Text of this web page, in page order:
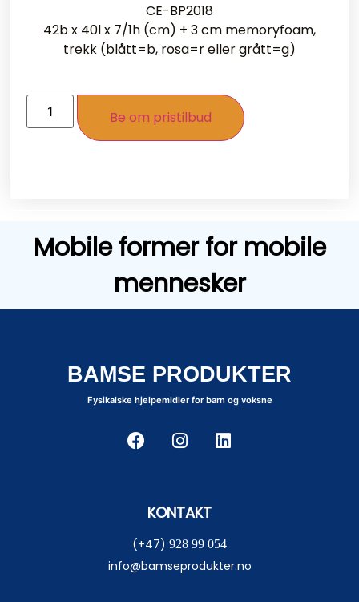
CE-BP2018
42b x 40l x 7/1h (cm) + 3 cm memoryfoam,
trekk (blått=b, rosa=r eller grått=g)
Be om pristilbud
Mobile former for mobile
mennesker
BAMSE PRODUKTER
Fysikalske hjelpemidler for barn og voksne
KONTAKT
(+47) 928 99 054
info@bamseprodukter.no